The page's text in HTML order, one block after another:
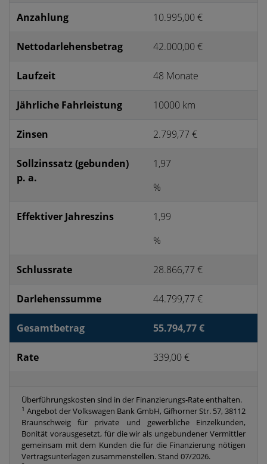
Anzahlung 10.995,00 €
Nettodarlehensbetrag 42.000,00 €
Laufzeit 48 Monate
Jährliche Fahrleistung 10000 km
Zinsen 2.799,77 €
Sollzinssatz (gebunden)
p. a.
1,97
%
Effektiver Jahreszins
1,99
%
Schlussrate 28.866,77 €
Darlehenssumme 44.799,77 €
Gesamtbetrag 55.794,77 €
Rate 339,00 €
Überführungskosten sind in der Finanzierungs-Rate enthalten.
1 Angebot der Volkswagen Bank GmbH, Gifhorner Str. 57, 38112
Braunschweig für private und gewerbliche Einzelkunden,
Bonität vorausgesetzt, für die wir als ungebundener Vermittler
gemeinsam mit dem Kunden die für die Finanzierung nötigen
Vertragsunterlagen zusammenstellen. Stand 07/2026.